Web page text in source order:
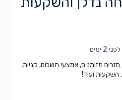
ימים
מזומנים, אמצעי תשלום, קניות,
השקעות ועוד!